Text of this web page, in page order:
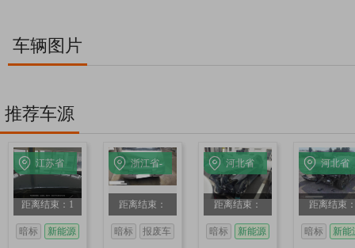
车辆图片
推荐车源
江苏省
常州
距离结束：1
天15小时32
暗标 新能源
浙江省-
绍兴市
距离结束：
21小时10分1
暗标 报废车
河北省
邯郸
距离结束：
20小时13分1
暗标 新能源
河北省
邯郸
距离结束
20小时12
暗标 新能